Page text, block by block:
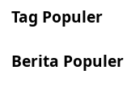
Tag Populer
Berita Populer